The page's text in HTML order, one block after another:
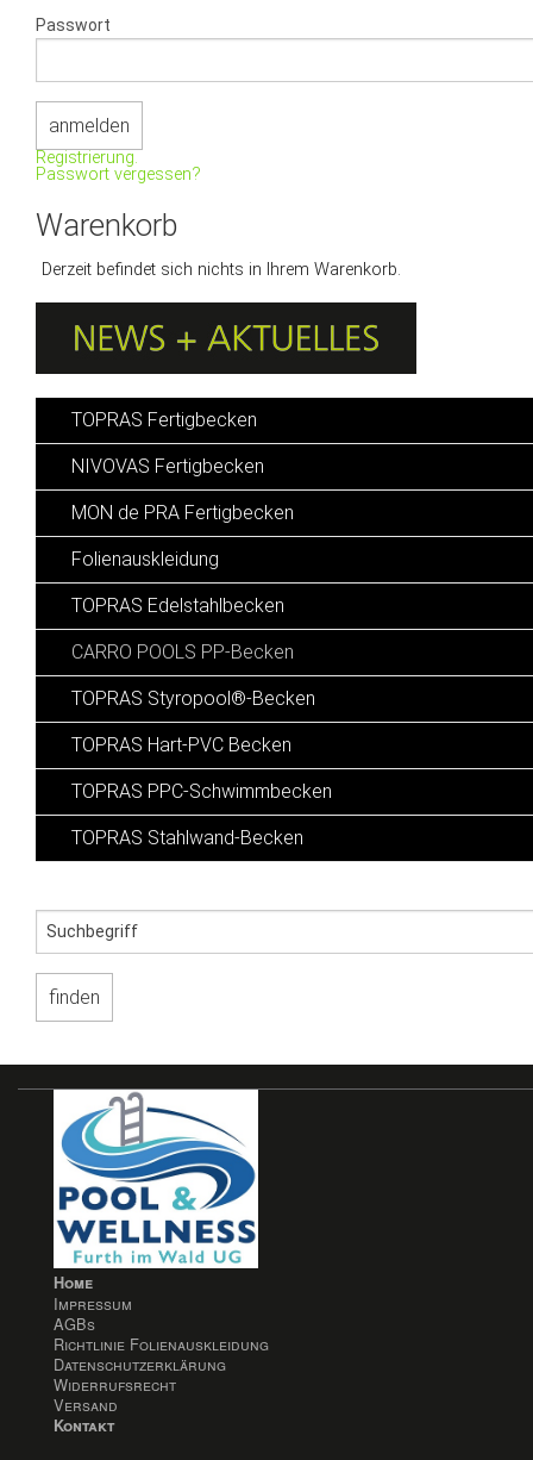
Passwort
Registrierung.
Passwort vergessen?
Warenkorb
Derzeit befindet sich nichts in Ihrem Warenkorb.
TOPRAS Fertigbecken
NIVOVAS Fertigbecken
MON de PRA Fertigbecken
Folienauskleidung
TOPRAS Edelstahlbecken
CARRO POOLS PP-Becken
TOPRAS Styropool®-Becken
TOPRAS Hart-PVC Becken
TOPRAS PPC-Schwimmbecken
TOPRAS Stahlwand-Becken
Home
Impressum
AGBs
Richtlinie Folienauskleidung
Datenschutzerklärung
Widerrufsrecht
Versand
Kontakt